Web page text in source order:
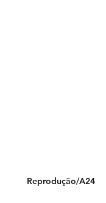
Reprodução/A24